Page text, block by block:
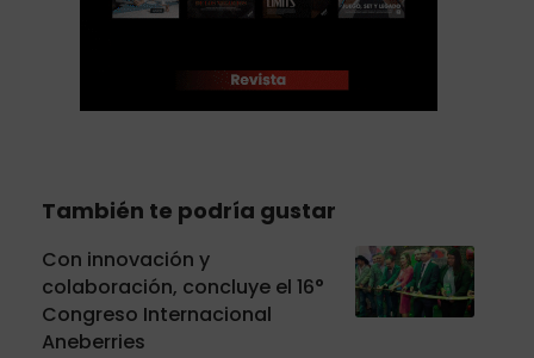
También te podría gustar
Con innovación y
colaboración, concluye el 16°
Congreso Internacional
Aneberries